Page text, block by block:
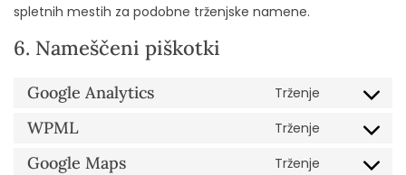
spletnih mestih za podobne trženjske namene.
6. Nameščeni piškotki
Google Analytics Trženje
WPML Trženje
Google Maps Trženje